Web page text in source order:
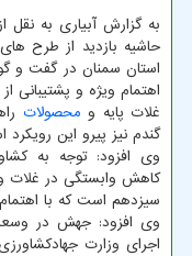
به گزارش آبیاری به نقل
حاشیه بازدید از طرح
استان سمنان در گفت و
اهتمام ویژه و پشتیبانی
غلات پایه و محصولات
گندم نیز پیرو این
وی افزود: توجه به
کاهش وابستگی در غلات
سیزدهم است که با
وی افزود: جهش در
اجرای وزارت